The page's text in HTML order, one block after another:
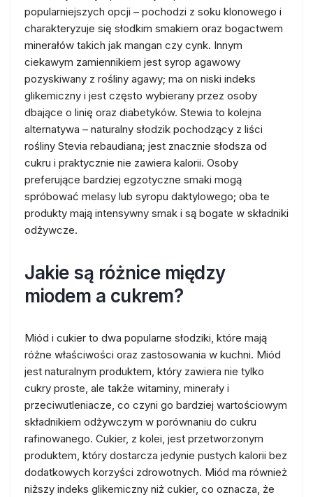
popularniejszych opcji – pochodzi z soku klonowego i
charakteryzuje się słodkim smakiem oraz bogactwem
minerałów takich jak mangan czy cynk. Innym
ciekawym zamiennikiem jest syrop agawowy
pozyskiwany z rośliny agawy; ma on niski indeks
glikemiczny i jest często wybierany przez osoby
dbające o linię oraz diabetyków. Stewia to kolejna
alternatywa – naturalny słodzik pochodzący z liści
rośliny Stevia rebaudiana; jest znacznie słodsza od
cukru i praktycznie nie zawiera kalorii. Osoby
preferujące bardziej egzotyczne smaki mogą
spróbować melasy lub syropu daktylowego; oba te
produkty mają intensywny smak i są bogate w składniki
odżywcze.
Jakie są różnice między
miodem a cukrem?
Miód i cukier to dwa popularne słodziki, które mają
różne właściwości oraz zastosowania w kuchni. Miód
jest naturalnym produktem, który zawiera nie tylko
cukry proste, ale także witaminy, minerały i
przeciwutleniacze, co czyni go bardziej wartościowym
składnikiem odżywczym w porównaniu do cukru
rafinowanego. Cukier, z kolei, jest przetworzonym
produktem, który dostarcza jedynie pustych kalorii bez
dodatkowych korzyści zdrowotnych. Miód ma również
niższy indeks glikemiczny niż cukier, co oznacza, że